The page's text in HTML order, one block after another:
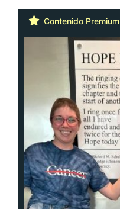
Contenido Premium